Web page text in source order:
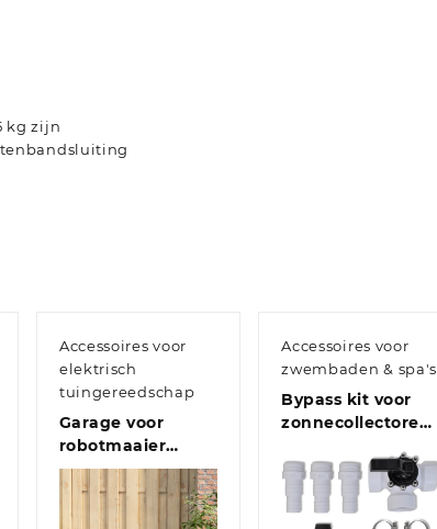
kg zijn
Accessoires voor
elektrisch
tuingereedschap
Garage voor
robotmaaier
80x101x46 cm
zwart
Accessoires voor
zwembaden & spa's
Bypass kit voor
zonnecollectoren